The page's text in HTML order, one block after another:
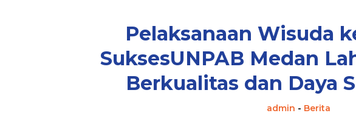
Pelaksanaan Wisuda
SuksesUNPAB Medan
Berkualitas dan Daya
admin - Berita